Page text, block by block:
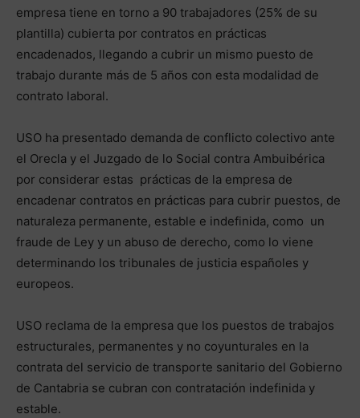
empresa tiene en torno a 90 trabajadores (25% de su
plantilla) cubierta por contratos en prácticas
encadenados, llegando a cubrir un mismo puesto de
trabajo durante más de 5 años con esta modalidad de
contrato laboral.
USO ha presentado demanda de conflicto colectivo ante
el Orecla y el Juzgado de lo Social contra Ambuibérica
por considerar estas prácticas de la empresa de
encadenar contratos en prácticas para cubrir puestos, de
naturaleza permanente, estable e indefinida, como un
fraude de Ley y un abuso de derecho, como lo viene
determinando los tribunales de justicia españoles y
europeos.
USO reclama de la empresa que los puestos de trabajos
estructurales, permanentes y no coyunturales en la
contrata del servicio de transporte sanitario del Gobierno
de Cantabria se cubran con contratación indefinida y
estable.